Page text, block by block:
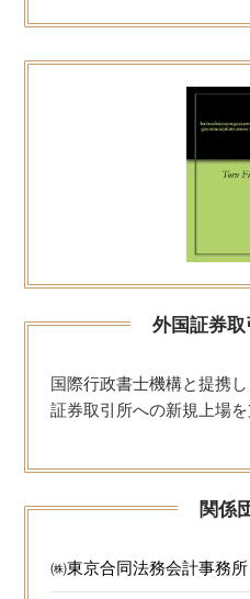
外国証券
国際行政書士機構と提携
証券取引所への新規上場を
関係
㈱東京合同法務会計事務所